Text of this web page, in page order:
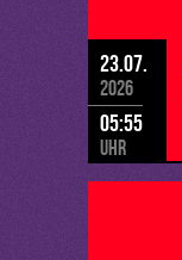
23.07.
2026
05:55
Uhr